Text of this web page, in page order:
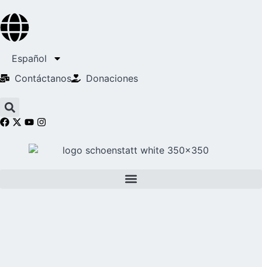
Español
Contáctanos
Donaciones